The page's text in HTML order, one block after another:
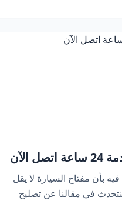
بأن مفتاح السيارة لا يقل
في مقالنا عن تصليح